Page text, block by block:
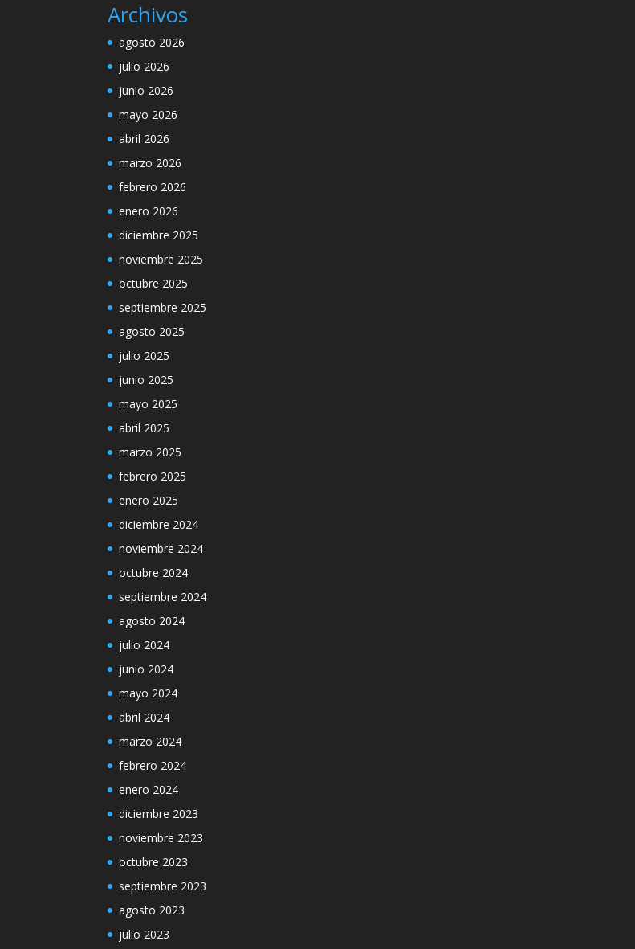
Archivos
agosto 2026
julio 2026
junio 2026
mayo 2026
abril 2026
marzo 2026
febrero 2026
enero 2026
diciembre 2025
noviembre 2025
octubre 2025
septiembre 2025
agosto 2025
julio 2025
junio 2025
mayo 2025
abril 2025
marzo 2025
febrero 2025
enero 2025
diciembre 2024
noviembre 2024
octubre 2024
septiembre 2024
agosto 2024
julio 2024
junio 2024
mayo 2024
abril 2024
marzo 2024
febrero 2024
enero 2024
diciembre 2023
noviembre 2023
octubre 2023
septiembre 2023
agosto 2023
julio 2023